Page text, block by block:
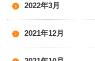
2022年3月
2021年12月